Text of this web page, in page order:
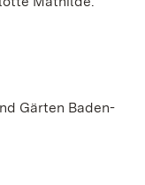
Gärten Baden-